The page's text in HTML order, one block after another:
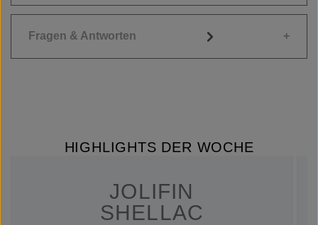
Fragen & Antworten
HIGHLIGHTS DER WOCHE
JOLIFIN
SHELLAC